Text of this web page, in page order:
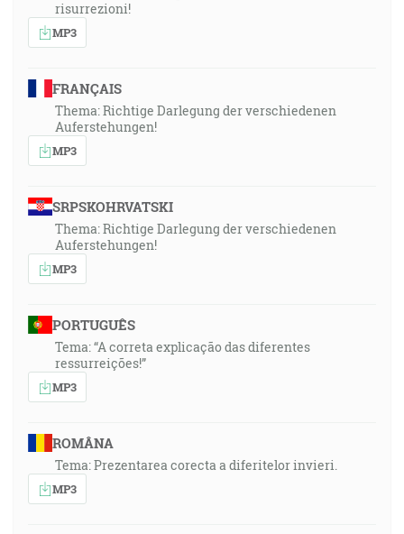
risurrezioni!
MP3
FRANÇAIS
Thema: Richtige Darlegung der verschiedenen
Auferstehungen!
MP3
SRPSKOHRVATSKI
Thema: Richtige Darlegung der verschiedenen
Auferstehungen!
MP3
PORTUGUÊS
Tema: “A correta explicação das diferentes
ressurreições!”
MP3
ROMÂNA
Tema: Prezentarea corecta a diferitelor invieri.
MP3